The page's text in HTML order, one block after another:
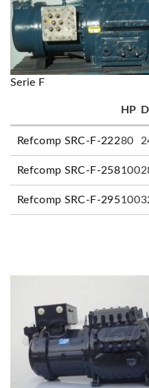
Serie F
HP
Refcomp SRC-F-22280
Refcomp SRC-F-258100
Refcomp SRC-F-295100